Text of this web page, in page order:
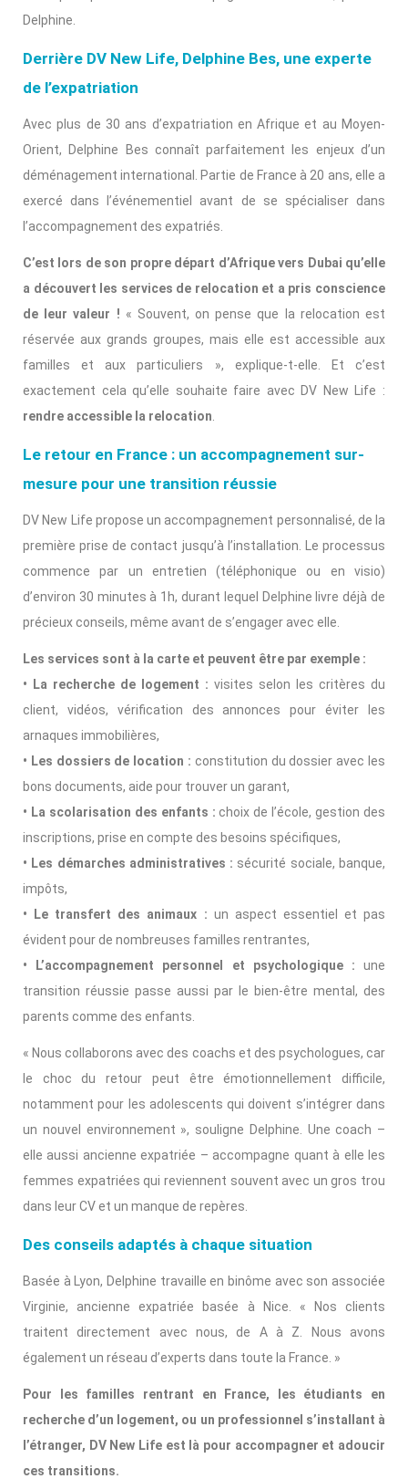
Delphine.
Derrière DV New Life, Delphine Bes, une experte
de l’expatriation
Avec plus de 30 ans d’expatriation en Afrique et au Moyen-
Orient, Delphine Bes connaît parfaitement les enjeux d’un
déménagement international. Partie de France à 20 ans, elle a
exercé dans l’événementiel avant de se spécialiser dans
l’accompagnement des expatriés.
C’est lors de son propre départ d’Afrique vers Dubai qu’elle
a découvert les services de relocation et a pris conscience
de leur valeur ! « Souvent, on pense que la relocation est
réservée aux grands groupes, mais elle est accessible aux
familles et aux particuliers », explique-t-elle. Et c’est
exactement cela qu’elle souhaite faire avec DV New Life :
rendre accessible la relocation
Le retour en France : un accompagnement sur-
mesure pour une transition réussie
DV New Life propose un accompagnement personnalisé, de la
première prise de contact jusqu’à l’installation. Le processus
commence par un entretien (téléphonique ou en visio)
d’environ 30 minutes à 1h, durant lequel Delphine livre déjà de
précieux conseils, même avant de s’engager avec elle.
Les services sont à la carte et peuvent être par exemple :
• La recherche de logement : visites selon les critères du
client, vidéos, vérification des annonces pour éviter les
arnaques immobilières,
• Les dossiers de location : constitution du dossier avec les
bons documents, aide pour trouver un garant,
• La scolarisation des enfants : choix de l’école, gestion des
inscriptions, prise en compte des besoins spécifiques,
• Les démarches administratives : sécurité sociale, banque,
impôts,
• Le transfert des animaux : un aspect essentiel et pas
évident pour de nombreuses familles rentrantes,
• L’accompagnement personnel et psychologique : une
transition réussie passe aussi par le bien-être mental, des
parents comme des enfants.
« Nous collaborons avec des coachs et des psychologues, car
le choc du retour peut être émotionnellement difficile,
notamment pour les adolescents qui doivent s’intégrer dans
un nouvel environnement », souligne Delphine. Une coach –
elle aussi ancienne expatriée – accompagne quant à elle les
femmes expatriées qui reviennent souvent avec un gros trou
dans leur CV et un manque de repères.
Des conseils adaptés à chaque situation
Basée à Lyon, Delphine travaille en binôme avec son associée
Virginie, ancienne expatriée basée à Nice. « Nos clients
traitent directement avec nous, de A à Z. Nous avons
également un réseau d’experts dans toute la France. »
Pour les familles rentrant en France, les étudiants en
recherche d’un logement, ou un professionnel s’installant à
l’étranger, DV New Life est là pour accompagner et adoucir
ces transitions.